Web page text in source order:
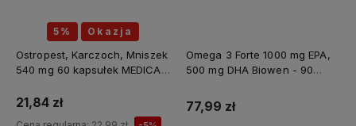
5% Okazja
Ostropest, Karczoch, Mniszek
540 mg 60 kapsułek MEDICA
21,84 zł
Omega 3 Forte 1000 mg EPA,
500 mg DHA Biowen - 90
77,99 zł